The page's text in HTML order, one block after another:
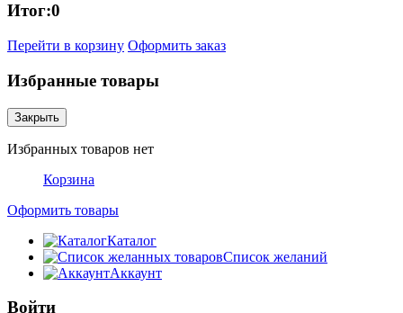
Итог:0
Перейти в корзину Оформить заказ
Избранные товары
Закрыть
Избранных товаров нет
Корзина
Оформить товары
Каталог
Список желаний
Аккаунт
Войти